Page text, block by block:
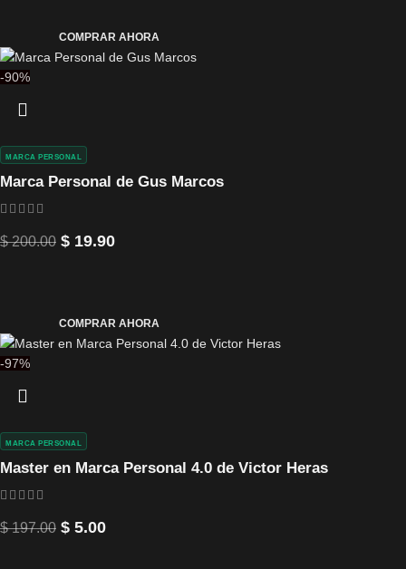
COMPRAR AHORA
-90%
Marca Personal de Gus Marcos
MARCA PERSONAL
$200.00 $ 19.90
COMPRAR AHORA
-97%
Master en Marca Personal 4.0 de Victor Heras
MARCA PERSONAL
$197.00 $ 5.00